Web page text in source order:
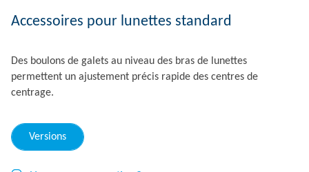
Accessoires pour lunettes standard
Des boulons de galets au niveau des bras de lunettes
permettent un ajustement précis rapide des centres de
centrage.
Versions